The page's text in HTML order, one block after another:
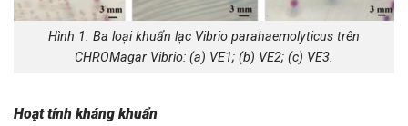
Hình 1. Ba loại khuẩn lạc Vibrio parahaemolyticus trên
CHROMagar Vibrio: (a) VE1; (b) VE2; (c) VE3.
Hoạt tính kháng khuẩn